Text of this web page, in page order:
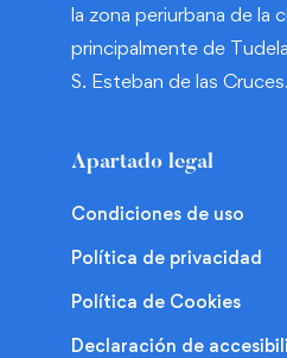
la zona periurbana de la
principalmente de
S. Esteban de las Cruces.
Apartado legal
Condiciones de uso
Política de privacidad
Política de Cookies
Declaración de